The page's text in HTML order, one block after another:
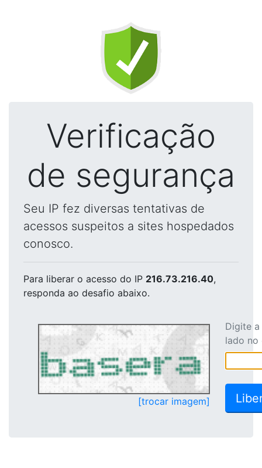
Verificação
de segurança
Seu IP fez diversas tentativas de
acessos suspeitos a sites hospedados
conosco.
Para liberar o acesso do IP 216.73.216.40,
responda ao desafio abaixo.
[trocar imagem]
Digite
lado no